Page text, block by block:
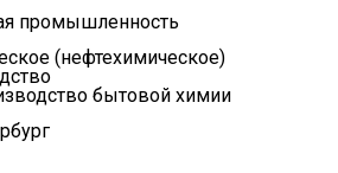
промышленность
(нефтехимическое)
бытовой химии